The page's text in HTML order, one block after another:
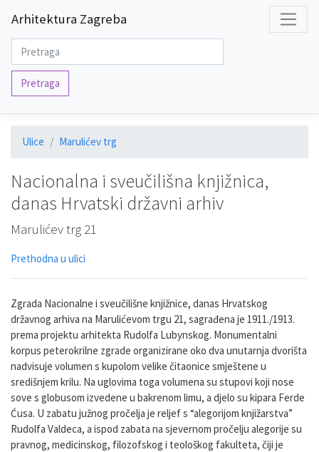
Arhitektura Zagreba
Pretraga
Ulice Marulićev trg
Nacionalna i sveučilišna knjižnica,
danas Hrvatski državni arhiv
Marulićev trg 21
Prethodna u ulici
Zgrada Nacionalne i sveučilišne knjižnice, danas Hrvatskog
državnog arhiva na Marulićevom trgu 21, sagrađena je 1911./1913.
prema projektu arhitekta Rudolfa Lubynskog. Monumentalni
korpus peterokrilne zgrade organizirane oko dva unutarnja dvorišta
nadvisuje volumen s kupolom velike čitaonice smještene u
središnjem krilu. Na uglovima toga volumena su stupovi koji nose
sove s globusom izvedene u bakrenom limu, a djelo su kipara Ferde
Ćusa. U zabatu južnog pročelja je reljef s “alegorijom knjižarstva”
Rudolfa Valdeca, a ispod zabata na sjevernom pročelju alegorije su
pravnog, medicinskog, filozofskog i teološkog fakulteta, čiji je